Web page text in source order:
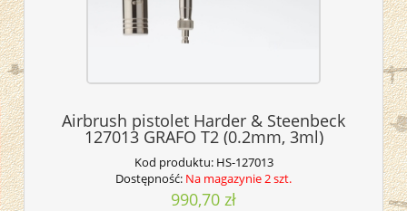
Airbrush pistolet Harder & Steenbeck
127013 GRAFO T2 (0.2mm, 3ml)
Kod produktu: HS-127013
Dostępność: Na magazynie 2 szt.
990,70 zł